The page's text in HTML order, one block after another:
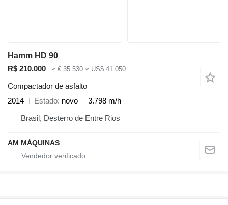
Hamm HD 90
R$ 210.000
≈ € 35.530 ≈ US$ 41.050
Compactador de asfalto
2014
Estado novo
3.798 m/h
Brasil, Desterro de Entre Rios
AM MÁQUINAS